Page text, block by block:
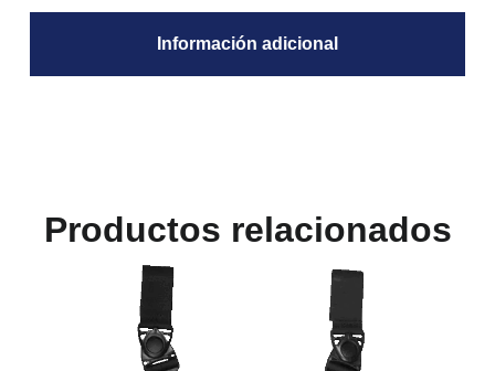
Información adicional
Productos relacionados